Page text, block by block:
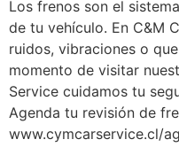
Los frenos son el
de tu vehículo. En C&M
ruidos, vibraciones o
momento de visitar
Service cuidamos tu
Agenda tu revisión de
www.cymcarservice.cl/